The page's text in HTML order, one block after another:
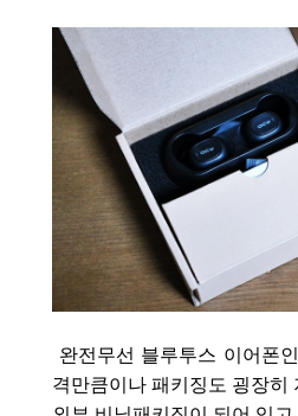
완전무선 블루투스 이어폰
격만큼이나 패키징도 굉장히